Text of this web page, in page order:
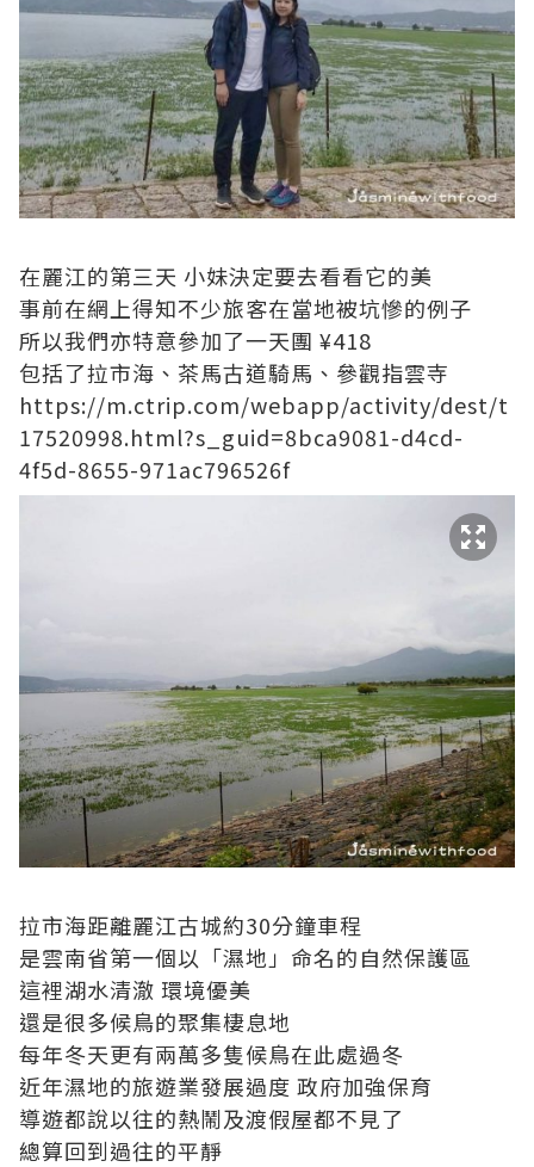
在麗江的第三天 小妹決定要去看看它的美
事前在網上得知不少旅客在當地被坑慘的例子
所以我們亦特意參加了一天團 ¥418
包括了拉市海、茶馬古道騎馬、參觀指雲寺
https://m.ctrip.com/webapp/activity/dest/t
17520998.html?s_guid=8bca9081-d4cd-
4f5d-8655-971ac796526f
拉市海距離麗江古城約30分鐘車程
是雲南省第一個以「濕地」命名的自然保護區
這裡湖水清澈 環境優美
還是很多候鳥的聚集棲息地
每年冬天更有兩萬多隻候鳥在此處過冬
近年濕地的旅遊業發展過度 政府加強保育
導遊都說以往的熱鬧及渡假屋都不見了
總算回到過往的平靜